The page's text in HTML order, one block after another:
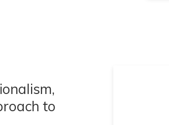
to